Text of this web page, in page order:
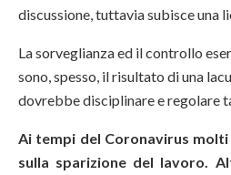
discussione, tuttavia subisce una
La sorveglianza ed il controllo
sono, spesso, il risultato di una
dovrebbe disciplinare e regolare
Ai tempi del Coronavirus
sulla sparizione del lavoro.